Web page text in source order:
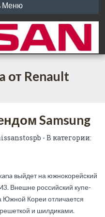
Меню
от Renault
Samsung
- В категории:
выйдет на южнокорейский
Внешне российский купе-
Южной Кореи отличается
и шилдиками.